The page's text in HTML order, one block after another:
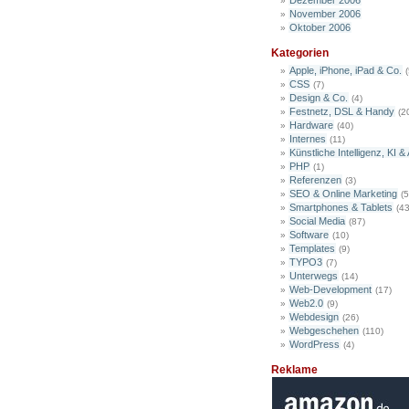
November 2006
Oktober 2006
Kategorien
Apple, iPhone, iPad & Co.
CSS (7)
Design & Co. (4)
Festnetz, DSL & Handy
Hardware (40)
Internes (11)
Künstliche Intelligenz, KI &
PHP (1)
Referenzen (3)
SEO & Online Marketing
Smartphones & Tablets
Social Media (87)
Software (10)
Templates (9)
TYPO3 (7)
Unterwegs (14)
Web-Development (17)
Web2.0 (9)
Webdesign (26)
Webgeschehen (110)
WordPress (4)
Reklame